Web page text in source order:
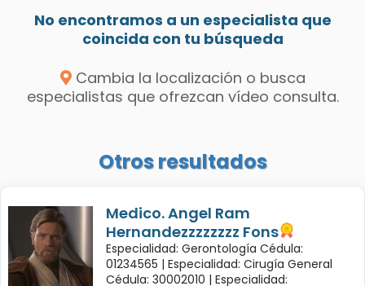
No encontramos a un especialista que
coincida con tu búsqueda
Cambia la localización o busca
especialistas que ofrezcan vídeo consulta.
Otros resultados
Medico. Angel Ram
Hernandezzzzzzzz Fons
Especialidad: Gerontología Cédula:
01234565 | Especialidad: Cirugía General
Cédula: 30002010 | Especialidad: